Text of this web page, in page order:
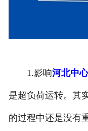
1.影响河北中
是超负荷运转。其
的过程中还是没有